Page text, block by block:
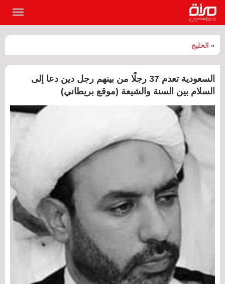
» الخليج
السعودية تعدم 37 رجلًا من بينهم رجل دين دعا إلى
السلام بين السنة والشيعة (موقع بريطاني)